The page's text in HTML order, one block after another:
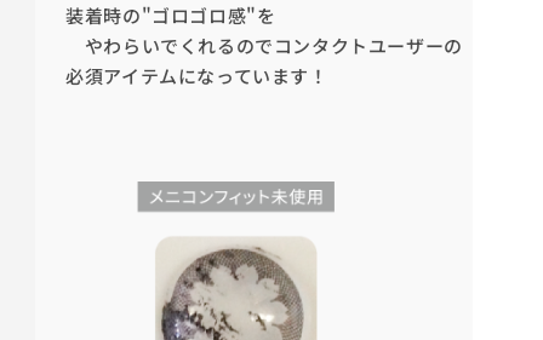
装着時の"ゴロゴロ感"を
やわらいでくれるのでコンタクトユーザーの
必須アイテムになっています！